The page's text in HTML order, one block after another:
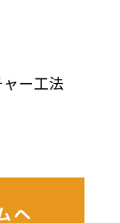
ー工法